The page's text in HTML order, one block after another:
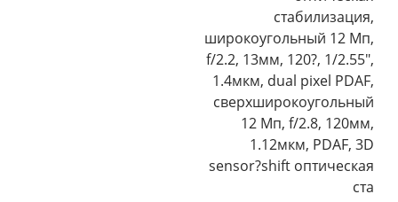
стабилизация,
широкоугольный 12 Мп,
f/2.2, 13мм, 120?, 1/2.55",
1.4мкм, dual pixel PDAF,
сверхширокоугольный
12 Мп, f/2.8, 120мм,
1.12мкм, PDAF, 3D
sensor?shift оптическая
ста